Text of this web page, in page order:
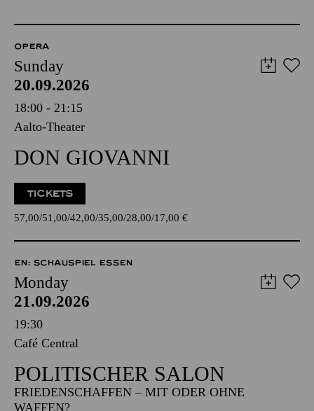
OPERA
Sunday
20.09.2026
18:00 - 21:15
Aalto-Theater
DON GIOVANNI
TICKETS
57,00 51,00 42,00 35,00 28,00 17,00 €
EN: SCHAUSPIEL ESSEN
Monday
21.09.2026
19:30
Café Central
POLITISCHER SALON
FRIEDENSCHAFFEN – MIT ODER OHNE
WAFFEN?